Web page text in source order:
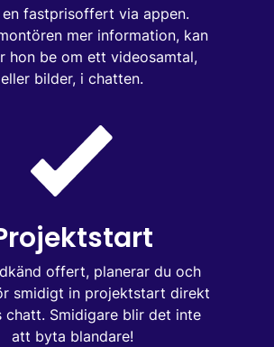
fastprisoffert via appen.
mer information, kan
hon be om ett videosamtal,
eller bilder, i chatten.
offert, planerar du och
smidigt in projektstart direkt
chatt. Smidigare blir det inte
att byta blandare!